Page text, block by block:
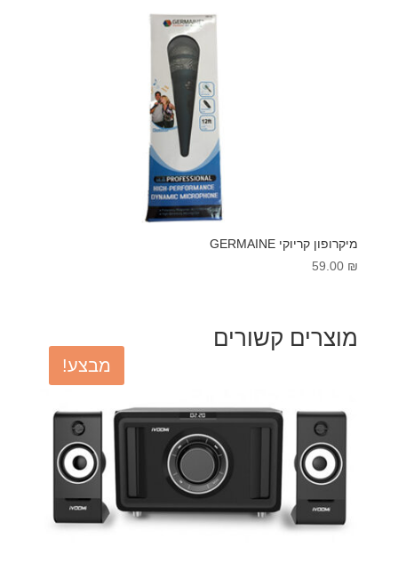
מיקרופון קריוקי GERMAINE
59.00 ₪
מוצרים קשורים
מבצע!